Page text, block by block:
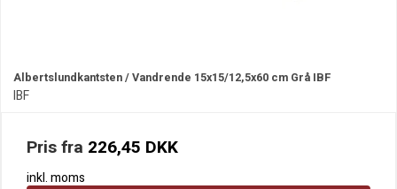
Albertslundkantsten / Vandrende 15x15/12,5x60 cm Grå IBF
IBF
Pris fra 226,45 DKK
inkl. moms